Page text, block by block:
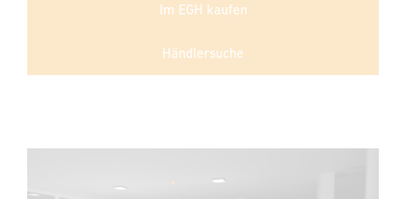
Im EGH kaufen
Händlersuche